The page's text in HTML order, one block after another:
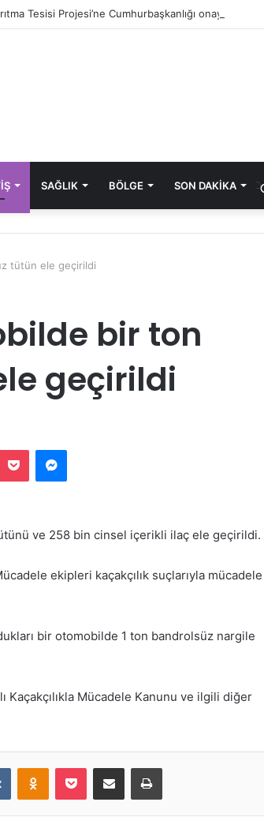
Tesisi Projesi’ne Cumhurbaşkanlığı onayı
SAĞLIK BÖLGE SON DAKIKA
tütün ele geçirildi
bir ton
geçirildi
Pocket Messenger
ve 258 bin cinsel içerikli ilaç ele geçirildi.
ekipleri kaçakçılık suçlarıyla mücadele
bir otomobilde 1 ton bandrolsüz nargile
Kaçakçılıkla Mücadele Kanunu ve ilgili diğer
VKontakteOdnoklassniki
Pocket E-Posta ile paylaş Yazdır